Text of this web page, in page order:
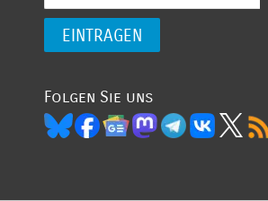
Folgen Sie uns